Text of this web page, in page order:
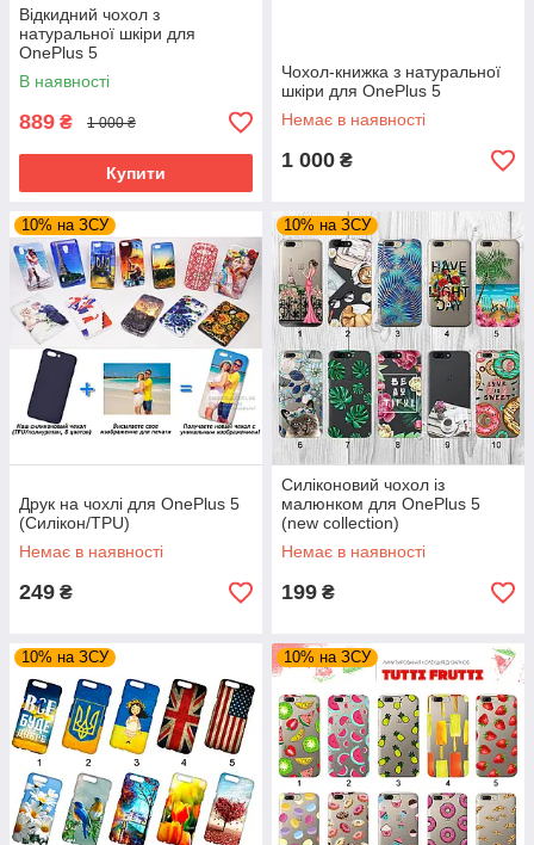
Відкидний чохол з
натуральної шкіри для
OnePlus 5
В наявності
889 ₴ 1 000 ₴
Купити
Чохол-книжка з натуральної
шкіри для OnePlus 5
Немає в наявності
1 000 ₴
10% на ЗСУ
Друк на чохлі для OnePlus 5
(Силікон/TPU)
Немає в наявності
249 ₴
10% на ЗСУ
Силіконовий чохол із
малюнком для OnePlus 5
(new collection)
Немає в наявності
199 ₴
10% на ЗСУ 10% на ЗСУ